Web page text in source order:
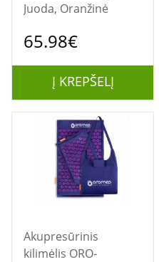
Juoda, Oranžinė
65.98€
Į KREPŠELĮ
Akupresūrinis
kilimėlis ORO-